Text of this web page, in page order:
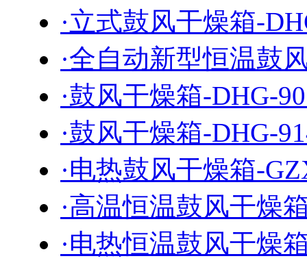
·立式鼓风干燥箱-
·全自动新型恒温鼓
·鼓风干燥箱-DHG-
·鼓风干燥箱-DHG-
·电热鼓风干燥箱-
·高温恒温鼓风干燥
·电热恒温鼓风干燥